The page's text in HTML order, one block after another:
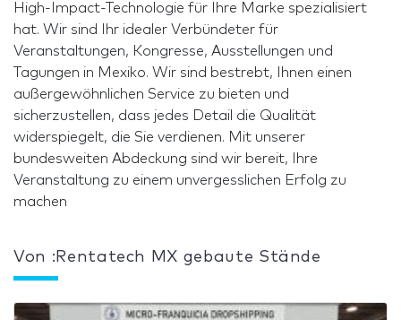
High-Impact-Technologie für Ihre Marke spezialisiert
hat. Wir sind Ihr idealer Verbündeter für
Veranstaltungen, Kongresse, Ausstellungen und
Tagungen in Mexiko. Wir sind bestrebt, Ihnen einen
außergewöhnlichen Service zu bieten und
sicherzustellen, dass jedes Detail die Qualität
widerspiegelt, die Sie verdienen. Mit unserer
bundesweiten Abdeckung sind wir bereit, Ihre
Veranstaltung zu einem unvergesslichen Erfolg zu
machen
Von :Rentatech MX gebaute Stände